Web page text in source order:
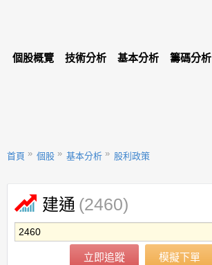
個股概覽 技術分析 基本分析 籌碼分析
首頁 個股 基本分析 股利政策
建通 (2460)
立即追蹤 模擬下單